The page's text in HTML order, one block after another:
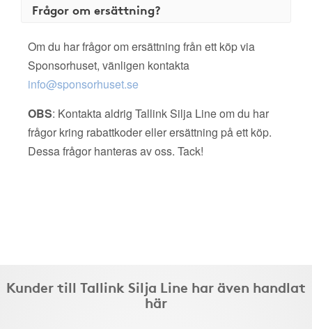
Frågor om ersättning?
Om du har frågor om ersättning från ett köp via
Sponsorhuset, vänligen kontakta
info@sponsorhuset.se
OBS: Kontakta aldrig Tallink Silja Line om du har
frågor kring rabattkoder eller ersättning på ett köp.
Dessa frågor hanteras av oss. Tack!
Kunder till Tallink Silja Line har även handlat
här